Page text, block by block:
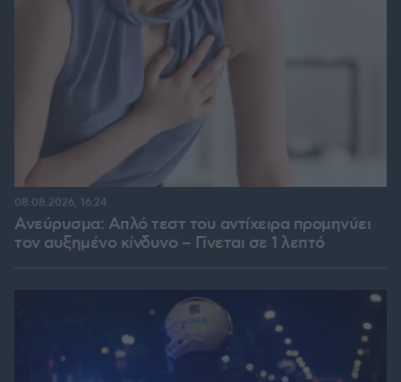
Ανεύρυσμα: Απλό τεστ του αντίχειρα προμηνύει
τον αυξημένο κίνδυνο – Γίνεται σε 1 λεπτό
08.08.2026, 16:24